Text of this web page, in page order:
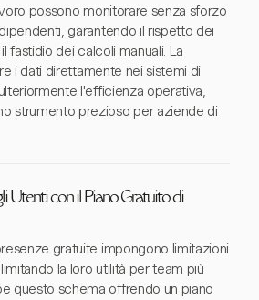
possono monitorare senza sforzo
garantendo il rispetto dei
fastidio dei calcoli manuali. La
i dati direttamente nei sistemi di
l'efficienza operativa,
strumento prezioso per aziende di
Utenti con il Piano Gratuito di
gratuite impongono limitazioni
la loro utilità per team più
questo schema offrendo un piano